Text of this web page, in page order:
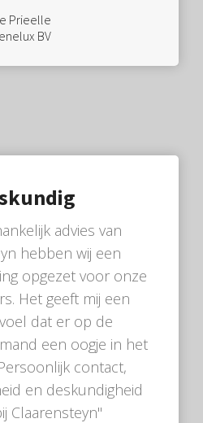
Prieelle
BV
advies van
hebben wij een
opgezet voor onze
Het geeft mij een
dat er op de
een oogje in het
contact,
en deskundigheid
Claarensteyn"